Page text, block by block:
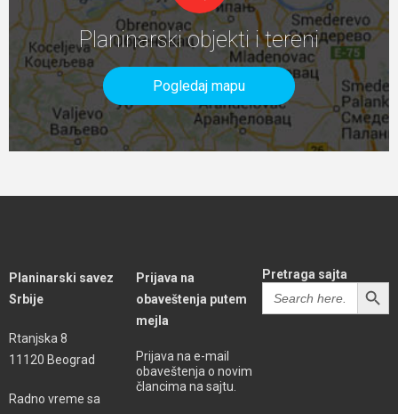
Planinarski objekti i tereni
Pogledaj mapu
Planinarski savez
Srbije
Rtanjska 8
11120 Beograd
Radno vreme sa
Prijava na
obaveštenja putem
mejla
Prijava na e-mail
obaveštenja o novim
člancima na sajtu.
Pretraga sajta
Search
for:
SEARCH